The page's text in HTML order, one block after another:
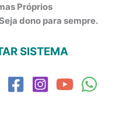
Próprios
dono para sempre.
SISTEMA